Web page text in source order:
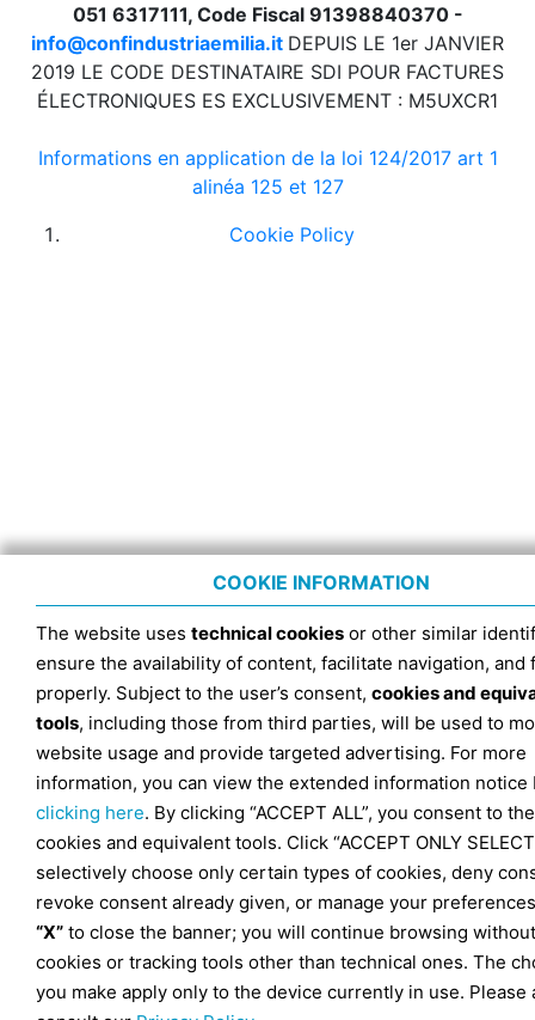
051 6317111, Code Fiscal 91398840370 -
info@confindustriaemilia.it DEPUIS LE 1er JANVIER
2019 LE CODE DESTINATAIRE SDI POUR FACTURES
ÉLECTRONIQUES ES EXCLUSIVEMENT : M5UXCR1
Informations en application de la loi 124/2017 art 1
alinéa 125 et 127
Cookie Policy
COOKIE INFORMATION
The website uses technical cookies or other similar
ensure the availability of content, facilitate navigation, and
properly. Subject to the user’s consent, cookies and
tools, including those from third parties, will be used to
website usage and provide targeted advertising. For more
information, you can view the extended information notice
clicking here. By clicking “ACCEPT ALL”, you consent to
cookies and equivalent tools. Click “ACCEPT ONLY
selectively choose only certain types of cookies, deny
revoke consent already given, or manage your
“X” to close the banner; you will continue browsing without
cookies or tracking tools other than technical ones. The
you make apply only to the device currently in use. Please